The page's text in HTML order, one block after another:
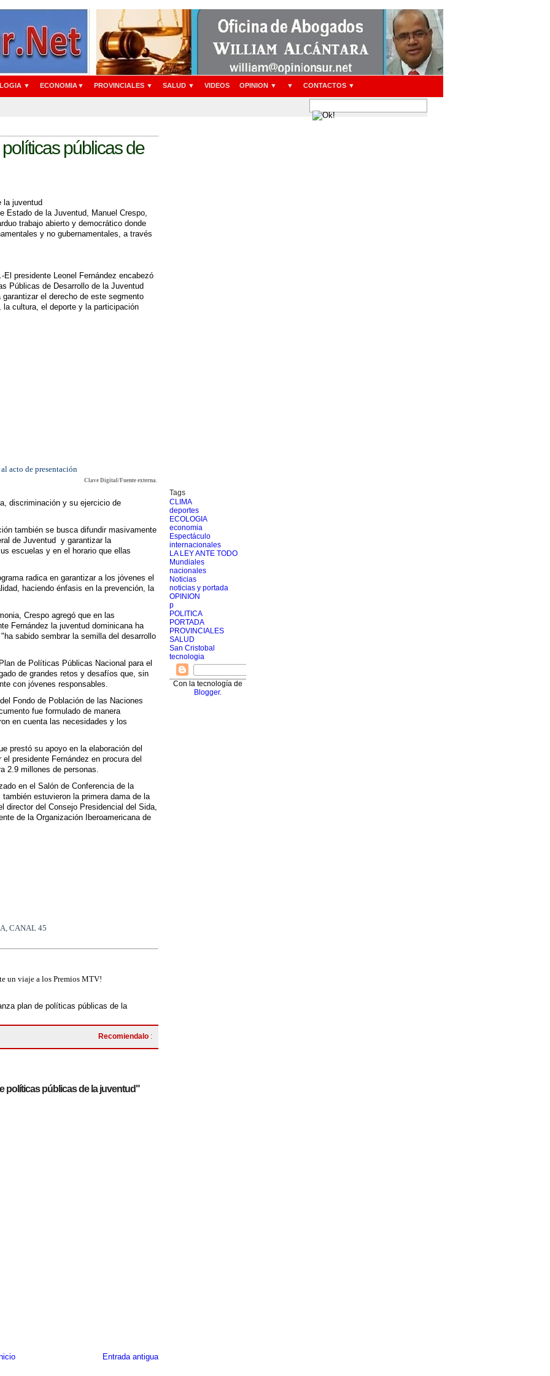
▼ ECONOMIA▼ PROVINCIALES ▼ SALUD ▼ VIDEOS OPINION ▼ ▼ CONTACTOS ▼
públicas de
la juventud
Estado de la Juventud, Manuel Crespo,
trabajo abierto y democrático donde
y no gubernamentales, a través
presidente Leonel Fernández encabezó
Públicas de Desarrollo de la Juventud
el derecho de este segmento
cultura, el deporte y la participación
acto de presentación
Clave Digital/Fuente externa.
discriminación y su ejercicio de
también se busca difundir masivamente
de Juventud y garantizar la
escuelas y en el horario que ellas
radica en garantizar a los jóvenes el
haciendo énfasis en la prevención, la
Crespo agregó que en las
Fernández la juventud dominicana ha
sabido sembrar la semilla del desarrollo
de Políticas Públicas Nacional para el
de grandes retos y desafíos que, sin
con jóvenes responsables.
Fondo de Población de las Naciones
fue formulado de manera
en cuenta las necesidades y los
prestó su apoyo en la elaboración del
presidente Fernández en procura del
2.9 millones de personas.
en el Salón de Conferencia de la
estuvieron la primera dama de la
director del Consejo Presidencial del Sida,
de la Organización Iberoamericana de
CANAL 45
un viaje a los Premios MTV!
plan de políticas públicas de la
Recomiendalo :
políticas públicas de la juventud"
Entrada antigua
Tags
CLIMA
deportes
ECOLOGIA
economia
Espectáculo
internacionales
LA LEY ANTE TODO
Mundiales
nacionales
Noticias
noticias y portada
OPINION
p
POLITICA
PORTADA
PROVINCIALES
SALUD
San Cristobal
tecnologia
Con la tecnología de
Blogger.